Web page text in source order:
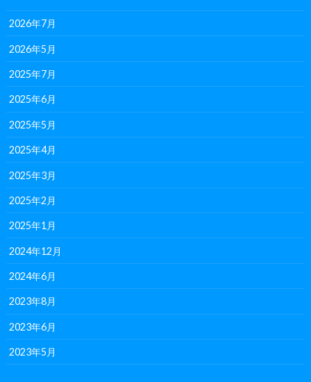
2026年7月
2026年5月
2025年7月
2025年6月
2025年5月
2025年4月
2025年3月
2025年2月
2025年1月
2024年12月
2024年6月
2023年8月
2023年6月
2023年5月